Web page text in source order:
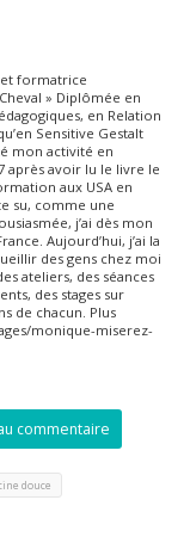
formatrice
» Diplômée en
en Relation
Sensitive Gestalt
mon activité en
après avoir lu le livre le
aux USA en
su, comme une
j’ai dès mon
Aujourd’hui, j’ai la
des gens chez moi
ateliers, des séances
des stages sur
de chacun. Plus
monique-miserez-
commentaire
douce